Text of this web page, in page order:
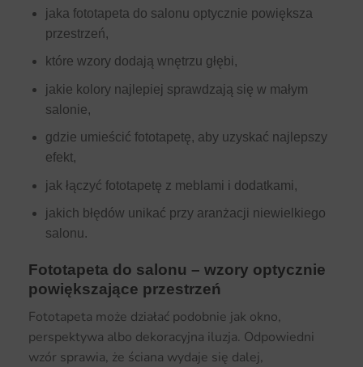
jaka fototapeta do salonu optycznie powiększa
przestrzeń,
które wzory dodają wnętrzu głębi,
jakie kolory najlepiej sprawdzają się w małym
salonie,
gdzie umieścić fototapetę, aby uzyskać najlepszy
efekt,
jak łączyć fototapetę z meblami i dodatkami,
jakich błędów unikać przy aranżacji niewielkiego
salonu.
Fototapeta do salonu – wzory optycznie
powiększające przestrzeń
Fototapeta może działać podobnie jak okno,
perspektywa albo dekoracyjna iluzja. Odpowiedni
wzór sprawia, że ściana wydaje się dalej,